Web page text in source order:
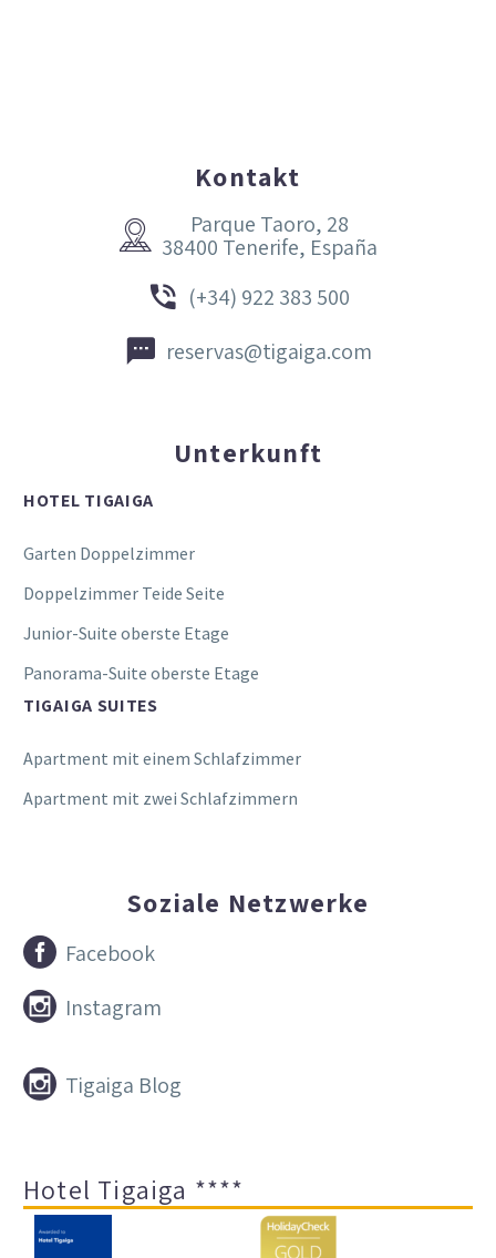
Kontakt


Parque Taoro, 28
38400 Tenerife, España

 (+34) 922 383 500

 reservas@tigaiga.com
Unterkunft
HOTEL TIGAIGA
Garten Doppelzimmer
Doppelzimmer Teide Seite
Junior-Suite oberste Etage
Panorama-Suite oberste Etage
TIGAIGA SUITES
Apartment mit einem Schlafzimmer
Apartment mit zwei Schlafzimmern
Soziale Netzwerke

 Facebook

 Instagram

 Tigaiga Blog
Hotel Tigaiga ****